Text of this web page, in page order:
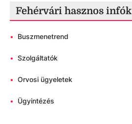
Fehérvári hasznos infók
• Buszmenetrend
• Szolgáltatók
• Orvosi ügyeletek
• Ügyintézés